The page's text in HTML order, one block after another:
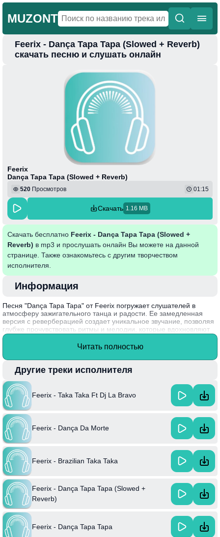
MUZONT
Главная
Feerix - Dança Tapa Tapa (Slowed + Reverb)
скачать песню и слушать онлайн
Feerix
Dança Tapa Tapa (Slowed + Reverb)
520 Просмотров 01:15
Скачать 1.16 MB
Скачать бесплатно Feerix - Dança Tapa Tapa (Slowed +
Reverb) в mp3 и прослушать онлайн Вы можете на данной
странице. Также ознакомьтесь с другим творчеством
исполнителя.
Информация
Песня "Dança Tapa Tapa" от Feerix погружает слушателей в
атмосферу зажигательного танца и радости. Ее замедленная
версия с реверберацией создает уникальное звучание, позволяя
глубже прочувствовать ритмы и мелодии, которые вдохновляют
на движение. Треки в подобном исполнении переносят в мир
вечерних вечеринок и беззаботного веселья, где музыка
Feerix – талантливый артист, известный своими яркими
композициями, которые объединяют различные музыкальные
стили и способны создать особые эмоции у слушателей.
Читать полностью
Другие треки исполнителя
Feerix - Taka Taka Ft Dj La Bravo
Feerix - Dança Da Morte
Feerix - Brazilian Taka Taka
Feerix - Dança Tapa Tapa (Slowed +
Reverb)
Feerix - Dança Tapa Tapa